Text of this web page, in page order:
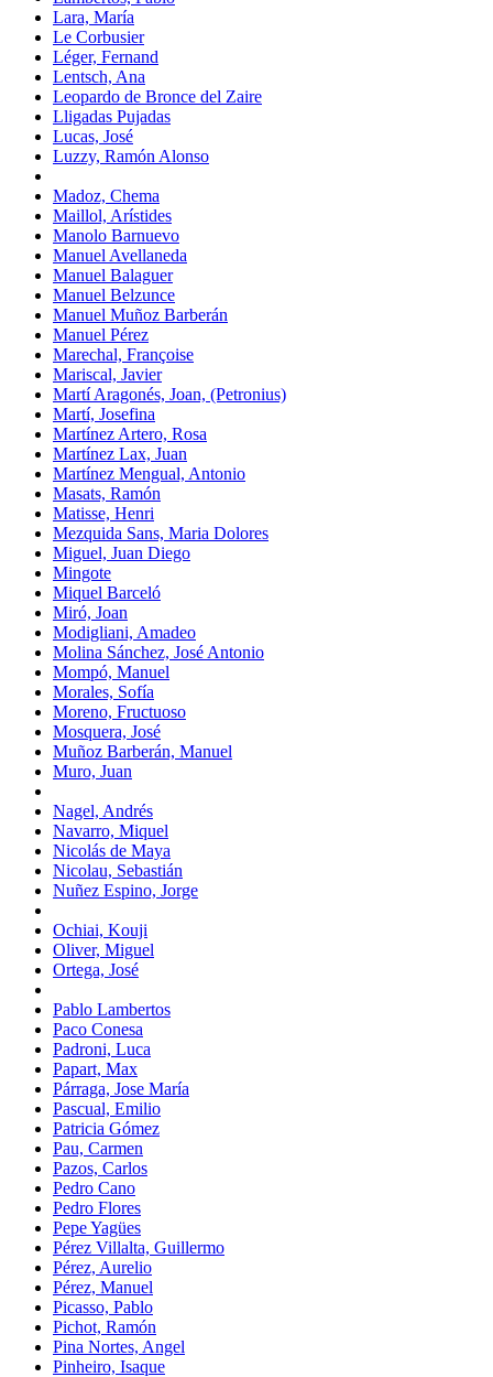
Lara, María
Le Corbusier
Léger, Fernand
Lentsch, Ana
Leopardo de Bronce del Zaire
Lligadas Pujadas
Lucas, José
Luzzy, Ramón Alonso
Madoz, Chema
Maillol, Arístides
Manolo Barnuevo
Manuel Avellaneda
Manuel Balaguer
Manuel Belzunce
Manuel Muñoz Barberán
Manuel Pérez
Marechal, Françoise
Mariscal, Javier
Martí Aragonés, Joan, (Petronius)
Martí, Josefina
Martínez Artero, Rosa
Martínez Lax, Juan
Martínez Mengual, Antonio
Masats, Ramón
Matisse, Henri
Mezquida Sans, Maria Dolores
Miguel, Juan Diego
Mingote
Miquel Barceló
Miró, Joan
Modigliani, Amadeo
Molina Sánchez, José Antonio
Mompó, Manuel
Morales, Sofía
Moreno, Fructuoso
Mosquera, José
Muñoz Barberán, Manuel
Muro, Juan
Nagel, Andrés
Navarro, Miquel
Nicolás de Maya
Nicolau, Sebastián
Nuñez Espino, Jorge
Ochiai, Kouji
Oliver, Miguel
Ortega, José
Pablo Lambertos
Paco Conesa
Padroni, Luca
Papart, Max
Párraga, Jose María
Pascual, Emilio
Patricia Gómez
Pau, Carmen
Pazos, Carlos
Pedro Cano
Pedro Flores
Pepe Yagües
Pérez Villalta, Guillermo
Pérez, Aurelio
Pérez, Manuel
Picasso, Pablo
Pichot, Ramón
Pina Nortes, Angel
Pinheiro, Isaque